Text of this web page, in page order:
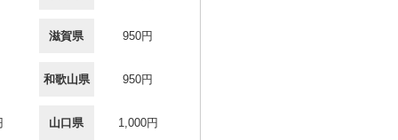
滋賀県 950円
和歌山県 950円
山口県 1,000円